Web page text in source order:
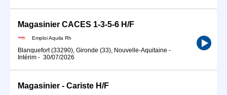
Magasinier CACES 1-3-5-6 H/F
Emploi Aquila Rh
Blanquefort (33290), Gironde (33), Nouvelle-Aquitaine -
Intérim - 30/07/2026
Magasinier - Cariste H/F